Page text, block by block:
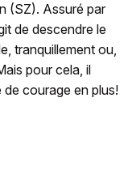
(SZ). Assuré par
de descendre le
tranquillement ou,
pour cela, il
de courage en plus!